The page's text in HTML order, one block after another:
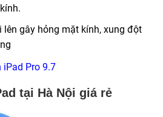
lên gây hỏng mặt kính, xung đột
iPad Pro 9.7
tại Hà Nội giá rẻ